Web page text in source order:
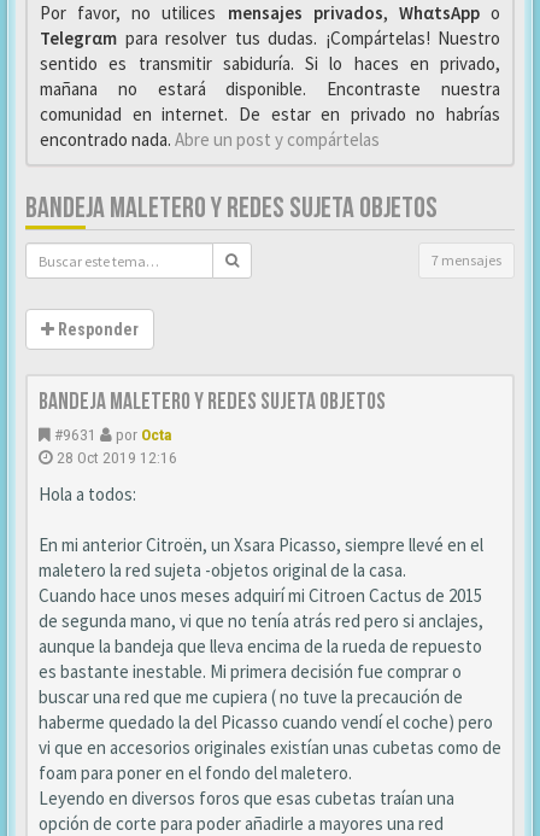
Por favor, no utilices mensajes privados, WhαtsAppo
Telegrαm para resolver tus dudas. ¡Compártelas! Nuestro
sentido es transmitir sabiduría. Si lo haces en privado,
mañana no estará disponible. Encontraste nuestra
comunidad en internet. De estar en privado no habrías
encontrado nada. Abre un post y compártelas
BANDEJA MALETERO Y REDES SUJETA OBJETOS
7 mensajes
Responder
Bandeja maletero y redes sujeta objetos
#9631 por Octa
28 Oct 2019 12:16
Hola a todos:
En mi anterior Citroën, un Xsara Picasso, siempre llevé en el
maletero la red sujeta -objetos original de la casa.
Cuando hace unos meses adquirí mi Citroen Cactus de 2015
de segunda mano, vi que no tenía atrás red pero si anclajes,
aunque la bandeja que lleva encima de la rueda de repuesto
es bastante inestable. Mi primera decisión fue comprar o
buscar una red que me cupiera ( no tuve la precaución de
haberme quedado la del Picasso cuando vendí el coche) pero
vi que en accesorios originales existían unas cubetas como de
foam para poner en el fondo del maletero.
Leyendo en diversos foros que esas cubetas traían una
opción de corte para poder añadirle a mayores una red